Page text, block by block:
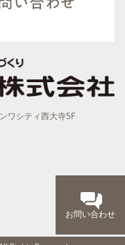
ワシティ西大寺5F